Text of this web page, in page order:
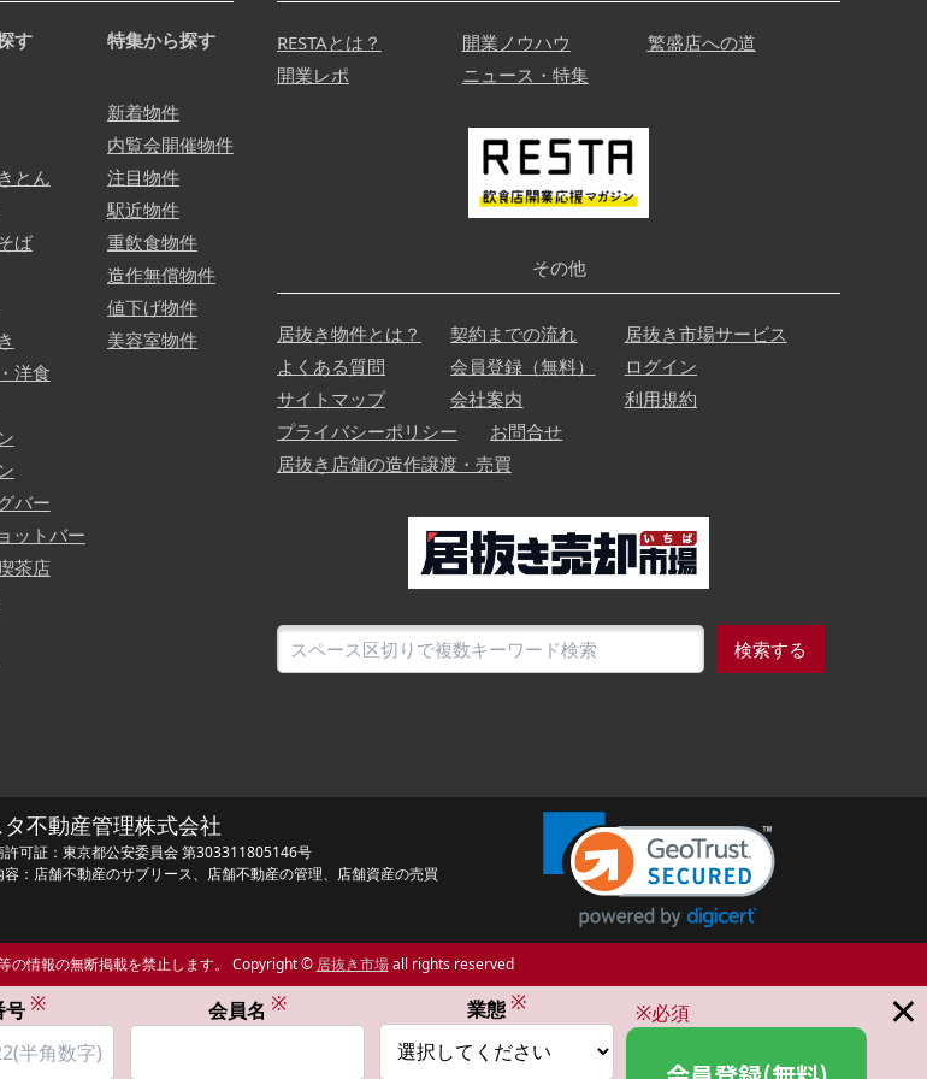
す
とん
ば
洋食
バー
ットバー
茶店
特集から探す
新着物件
内覧会開催物件
注目物件
駅近物件
重飲食物件
造作無償物件
値下げ物件
美容室物件
RESTAとは？ 開業ノウハウ
繁盛店への道
開業レポ
ニュース・特集
その他
居抜き物件とは？ 契約までの流れ
居抜き市場サービス
よくある質問
会員登録（無料）
ログイン
サイトマップ
会社案内
利用規約
プライバシーポリシー
お問合せ
居抜き店舗の造作譲渡・売買
検索する
タ不動産管理株式会社
許可証：東京都公安委員会 第303311805146号
容：店舗不動産のサブリース、店舗不動産の管理、店舗資産の売買
の情報の無断掲載を禁止します。 Copyright © 居抜き市場all rights reserved
×
号 ※ 会員名 ※ 業態 ※ ※必須